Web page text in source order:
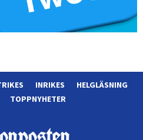
INRIKES
HELGLÄSNING
TOPPNYHETER